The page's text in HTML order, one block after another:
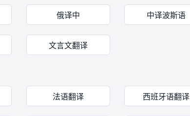
俄译中 中译波斯语
文言文翻译
法语翻译 西班牙语翻译